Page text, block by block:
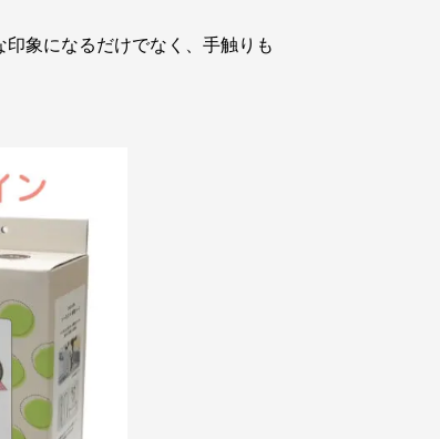
象になるだけでなく、手触りも